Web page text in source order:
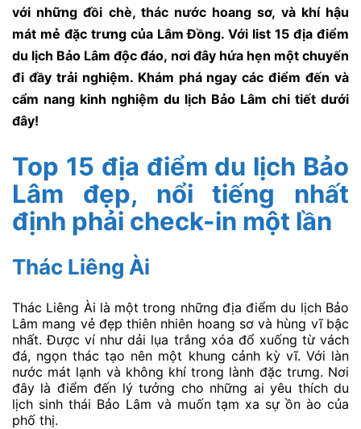
với những đồi chè, thác nước hoang sơ, và khí hậu
mát mẻ đặc trưng của Lâm Đồng. Với list 15 địa điểm
du lịch Bảo Lâm độc đáo, nơi đây hứa hẹn một chuyến
đi đầy trải nghiệm. Khám phá ngay các điểm đến và
cẩm nang kinh nghiệm du lịch Bảo Lâm chi tiết dưới
đây!
Top 15 địa điểm du lịch Bảo
Lâm đẹp, nổi tiếng nhất
định phải check-in một lần
Thác Liêng Ài
Thác Liêng Ài là một trong những địa điểm du lịch Bảo
Lâm mang vẻ đẹp thiên nhiên hoang sơ và hùng vĩ bậc
nhất. Được ví như dải lụa trắng xóa đổ xuống từ vách
đá, ngọn thác tạo nên một khung cảnh kỳ vĩ. Với làn
nước mát lạnh và không khí trong lành đặc trưng. Nơi
đây là điểm đến lý tưởng cho những ai yêu thích du
lịch sinh thái Bảo Lâm và muốn tạm xa sự ồn ào của
phố thị.